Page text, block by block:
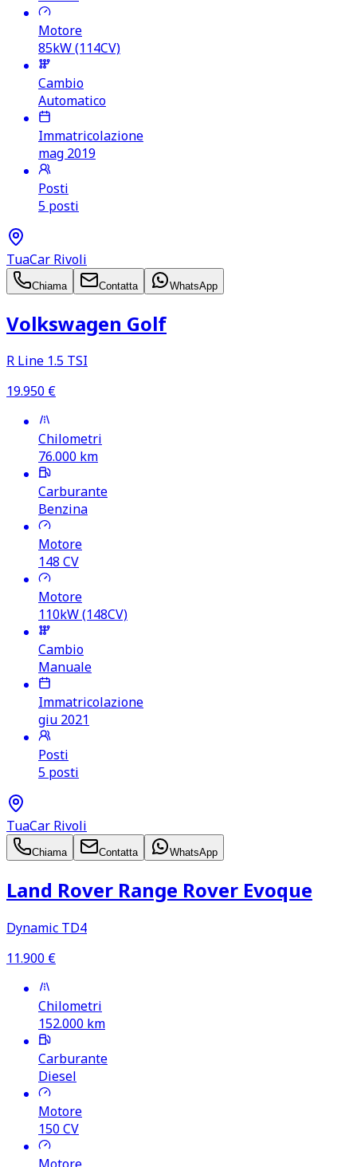
Motore
85kW (114CV)
Cambio
Automatico
Immatricolazione
mag 2019
Posti
5 posti
TuaCar Rivoli
Chiama Contatta WhatsApp
Volkswagen Golf
R Line 1.5 TSI
19.950 €
Chilometri
76.000 km
Carburante
Benzina
Motore
148 CV
Motore
110kW (148CV)
Cambio
Manuale
Immatricolazione
giu 2021
Posti
5 posti
TuaCar Rivoli
Chiama Contatta WhatsApp
Land Rover Range Rover Evoque
Dynamic TD4
11.900 €
Chilometri
152.000 km
Carburante
Diesel
Motore
150CV